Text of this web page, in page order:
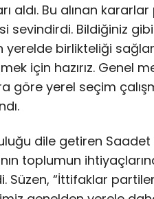
aldı. Bu alınan kararlar
sevindirdi. Bildiğiniz
yerelde birlikteliği
için hazırız. Genel
göre yerel seçim
dile getiren Saadet
toplumun
Süzen, “İttifaklar